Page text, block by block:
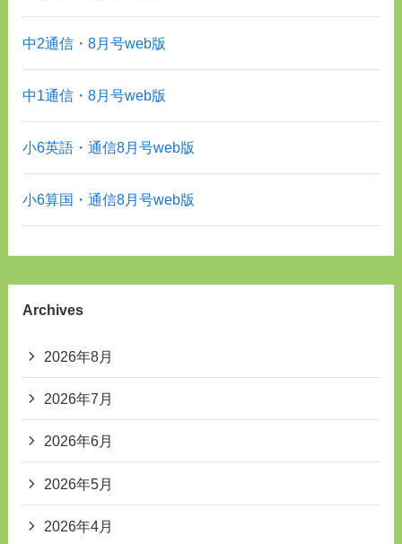
中2通信・8月号web版
中1通信・8月号web版
小6英語・通信8月号web版
小6算国・通信8月号web版
Archives
2026年8月
2026年7月
2026年6月
2026年5月
2026年4月